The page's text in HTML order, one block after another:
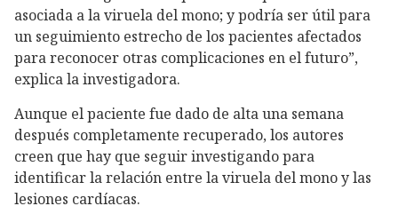
asociada a la viruela del mono; y podría ser útil para
un seguimiento estrecho de los pacientes afectados
para reconocer otras complicaciones en el futuro”,
explica la investigadora.
Aunque el paciente fue dado de alta una semana
después completamente recuperado, los autores
creen que hay que seguir investigando para
identificar la relación entre la viruela del mono y las
lesiones cardíacas.